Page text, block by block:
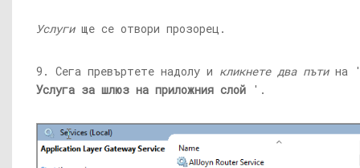
Услугище се отвори прозорец.
9. Сега превъртете надолу и кликнете два пътина
Услуга за шлюз на приложния слой '.